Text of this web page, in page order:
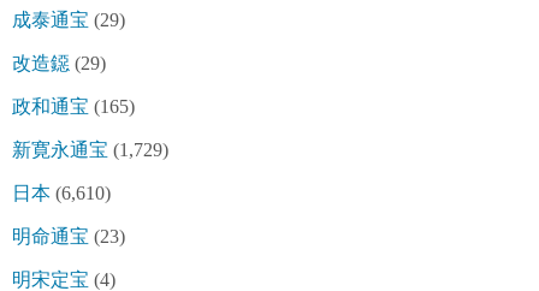
成泰通宝 (29)
改造鐚 (29)
政和通宝 (165)
新寛永通宝 (1,729)
日本 (6,610)
明命通宝 (23)
明宋定宝 (4)